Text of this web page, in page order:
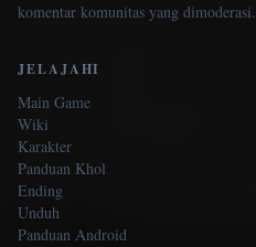
komentar komunitas yang dimoderasi.
JELAJAHI
Main Game
Wiki
Karakter
Panduan Khol
Ending
Unduh
Panduan Android